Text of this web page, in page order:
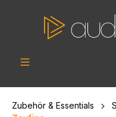
Zubehör & Essentials